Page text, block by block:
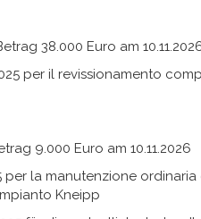
38.000 Euro am
per il revissionamento
9.000 Euro am 10.11.2026
la manutenzione
Kneipp